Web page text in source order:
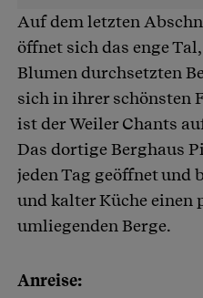
Auf dem letzten
öffnet sich das enge
Blumen durchsetzten
sich in ihrer schönsten
ist der Weiler Chants
Das dortige Berghaus
jeden Tag geöffnet und
und kalter Küche einen
umliegenden Berge.
Anreise: